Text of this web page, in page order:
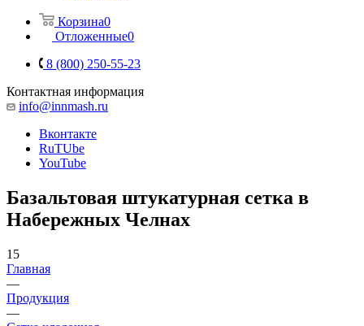
Корзина0
Отложенные0
8 (800) 250-55-23
Контактная информация
info@innmash.ru
Вконтакте
RuTUbe
YouTube
Базальтовая штукатурная сетка в
Набережных Челнах
15
Главная
—
Продукция
—